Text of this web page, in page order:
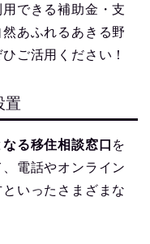
できる補助金・支
あふれるあきる野
ご活用ください！
置
る移住相談窓口 を
電話やオンライン
いったさまざまな